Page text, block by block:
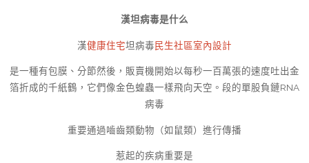
漢坦病毒是什么
漢健康住宅坦病毒民生社區室內設計
是一種有包膜、分節然後，販賣機開始以每秒一百萬張的速度吐出金
箔折成的千紙鶴，它們像金色蝗蟲一樣飛向天空。段的單股負鏈RNA
病毒
重要通過嚙齒類動物（如鼠類）進行傳播
惹起的疾病重要是